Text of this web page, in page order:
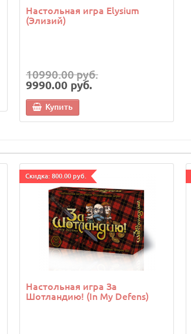
Настольная игра Elysium
(Элизий)
10990.00 руб.
9990.00 руб.
Купить
Cкидка: 800.00 руб.
Настольная игра За
Шотландию! (In My Defens)